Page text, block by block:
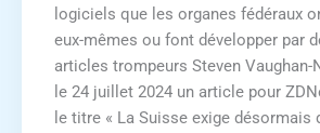
logiciels que les organes fédéraux
eux-mêmes ou font développer par
articles trompeurs Steven
le 24 juillet 2024 un article pour
le titre « La Suisse exige désormais